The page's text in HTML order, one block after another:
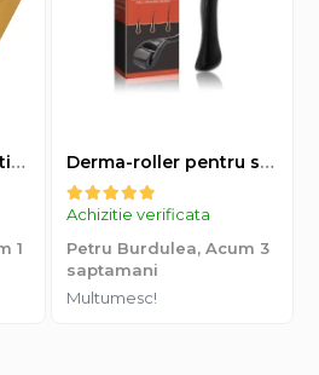
Poster roluit din hartie Leonardo Da Vinci, Vitruvian Man, vintage, 51x35 cm
1
Derma-roller pentru stimularea cresterii parului, scalp si barba, Beard Roller
Achizitie verificata
Petru Burdulea, Acum 3
saptamani
Multumesc!